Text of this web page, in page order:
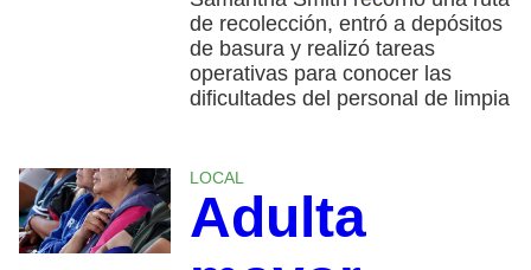
de recolección, entró a depósitos
de basura y realizó tareas
operativas para conocer las
dificultades del personal de limpia
LOCAL
Adulta